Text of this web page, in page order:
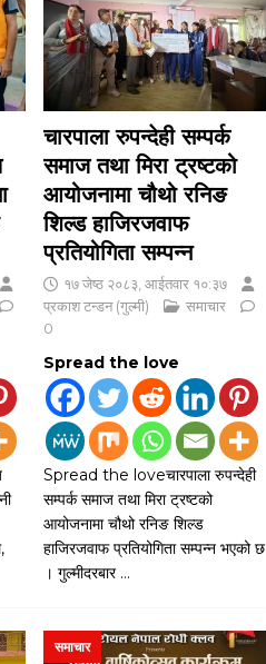
चारपाला रुपन्देही सम्पर्क
समाज तथा मिरा ट्रष्टको
आयोजनामा चौथो रनिङ
शिल्ड हाजिरजवाफ
प्रतियोगिता सम्पन्न
१७ जेष्ठ २०८३, आईतवार १०:३७
प्रकाश टन्डन (गुल्मी)
समाचार
0
Spread the love
Spread the loveचारपाला रुपन्देही
सम्पर्क समाज तथा मिरा ट्रष्टको
आयोजनामा चौथो रनिङ शिल्ड
हाजिरजवाफ प्रतियोगिता सम्पन्न भएको छ
। गुल्मीदरबार …
समाचार